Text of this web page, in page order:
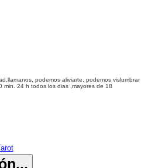
podemos aliviarte, podemos
min. 24 h todos los dias , mayores de 18